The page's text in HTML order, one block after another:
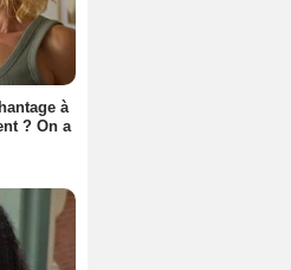
à
? On a